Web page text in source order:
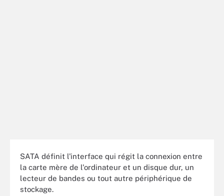
SATA définit l'interface qui régit la connexion entre
la carte mère de l'ordinateur et un disque dur, un
lecteur de bandes ou tout autre périphérique de
stockage.